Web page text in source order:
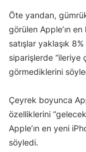
Öte yandan,
görülen Apple’ın
satışlar yaklaşık
siparişlerde “ileriye
görmediklerini
Çeyrek boyunca
özelliklerini
Apple’ın en yeni
söyledi.